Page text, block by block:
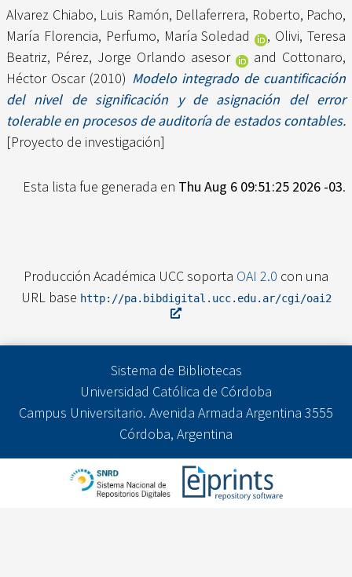
Alvarez Chiabo, Luis Ramón, Dellaferrera, Roberto, Pacho,
María Florencia, Perfumo, María Soledad , Olivi, Teresa
Beatriz, Pérez, Jorge Orlando asesor and Cottonaro,
Héctor Oscar(2010) Modelo integrado de cuantificación
del nivel de significación y de asignación del error
tolerable en procesos de auditoría de estados contables.
[Proyecto de investigación]
Esta lista fue generada en Thu Aug 6 09:51:25 2026 -03.
Producción Académica UCC soporta OAI 2.0 con una
URL base http://pa.bibdigital.ucc.edu.ar/cgi/oai2
Sistema de Bibliotecas
Universidad Católica de Córdoba
Campus Universitario. Avenida Armada Argentina 3555
Córdoba, Argentina